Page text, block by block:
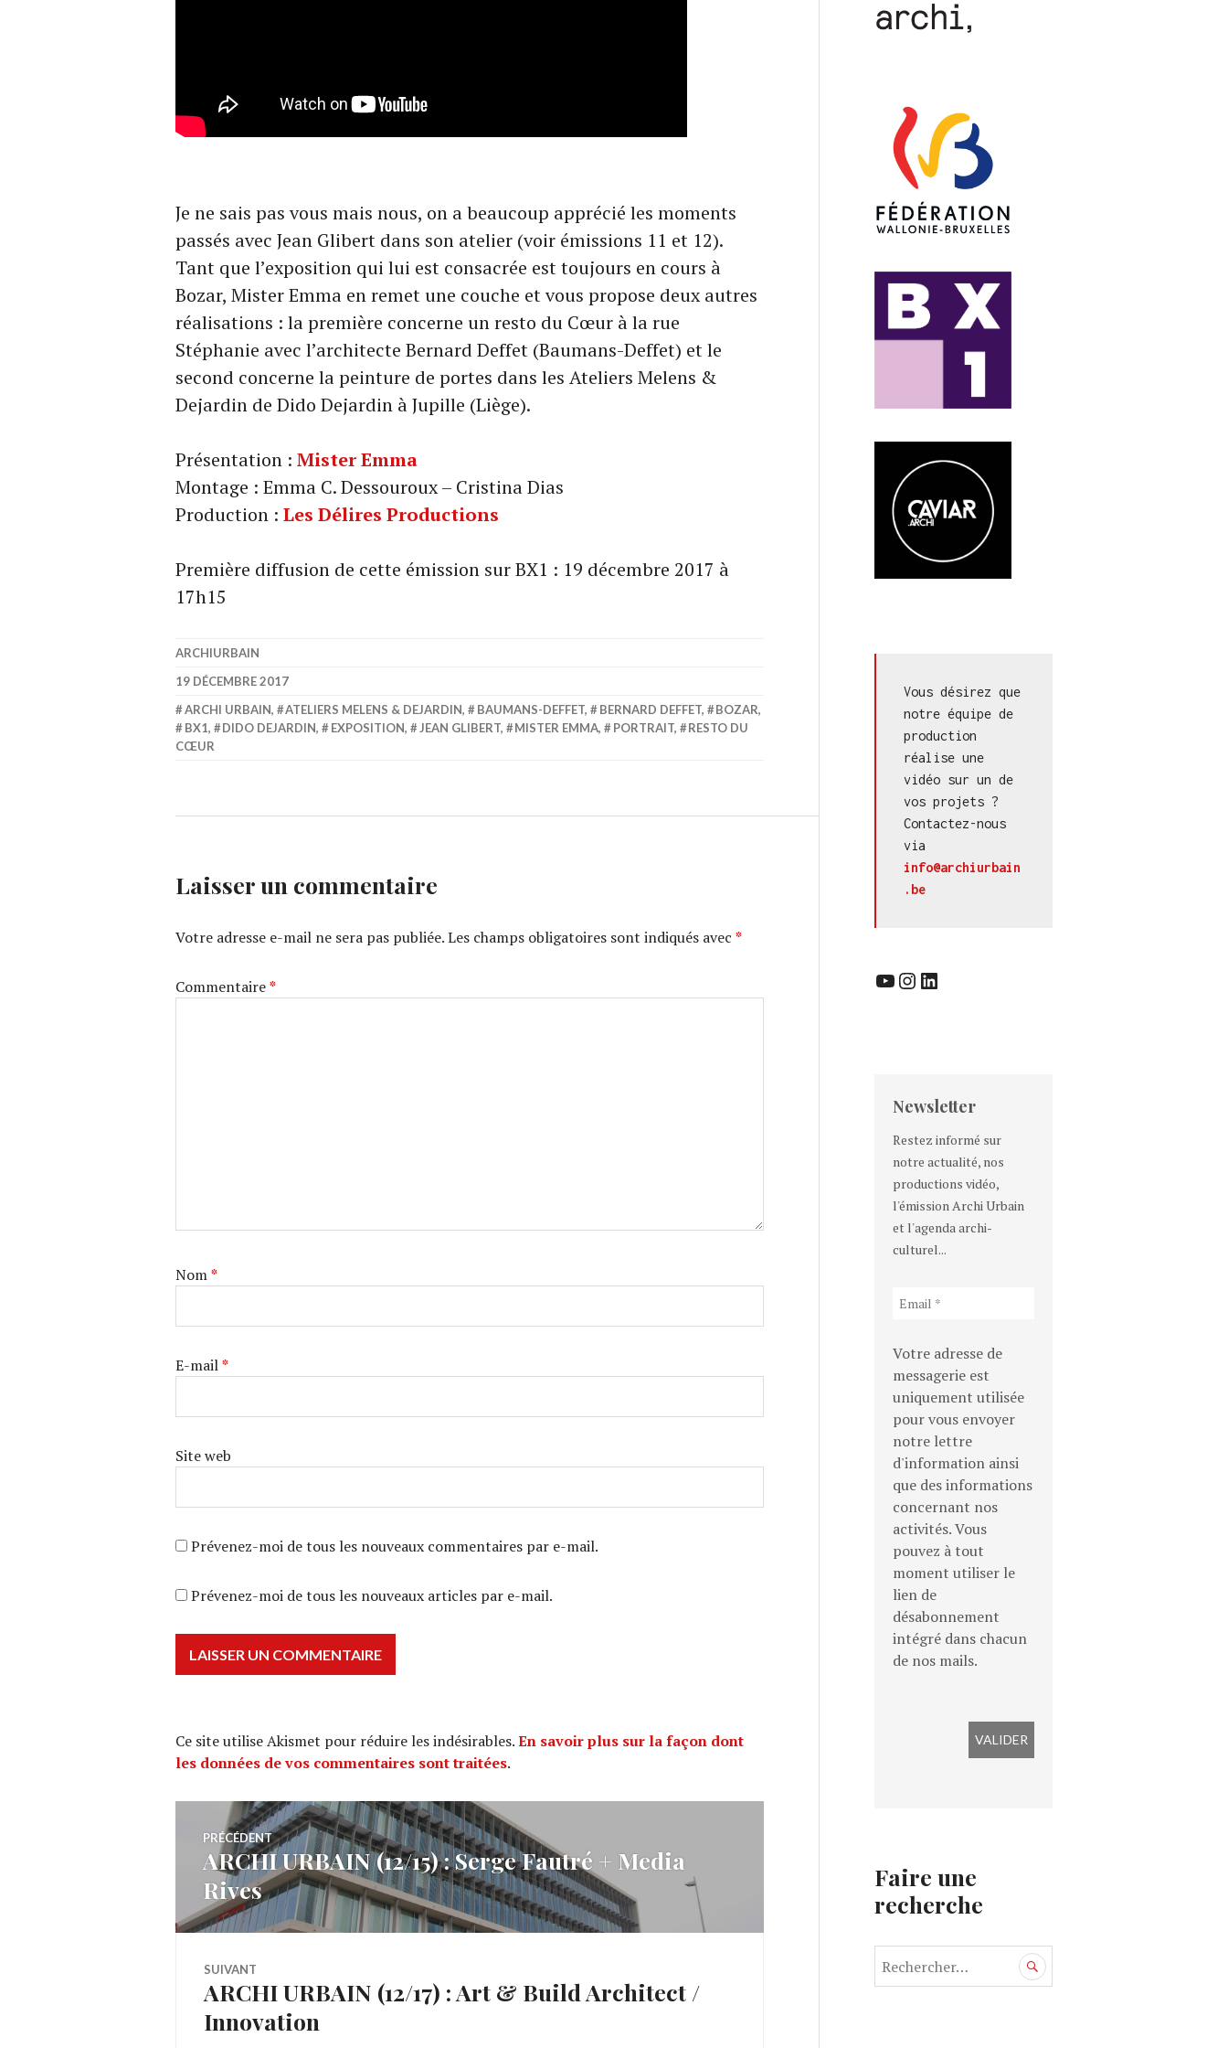
Je ne sais pas vous mais nous, on a beaucoup apprécié les moments
passés avec Jean Glibert dans son atelier (voir émissions 11 et 12).
Tant que l’exposition qui lui est consacrée est toujours en cours à
Bozar, Mister Emma en remet une couche et vous propose deux autres
réalisations : la première concerne un resto du Cœur à la rue
Stéphanie avec l’architecte Bernard Deffet (Baumans-Deffet) et le
second concerne la peinture de portes dans les Ateliers Melens &
Dejardin de Dido Dejardin à Jupille (Liège).
Présentation : Mister Emma
Montage : Emma C. Dessouroux – Cristina Dias
Production : Les Délires Productions
Première diffusion de cette émission sur BX1 : 19 décembre 2017 à
17h15
ARCHIURBAIN
19 DÉCEMBRE 2017
ARCHI URBAIN, ATELIERS MELENS & DEJARDIN, BAUMANS-DEFFET, BERNARD DEFFET, BOZAR,
BX1, DIDO DEJARDIN, EXPOSITION, JEAN GLIBERT, MISTER EMMA, PORTRAIT,
RESTO DU
CŒUR
Laisser un commentaire
Votre adresse e-mail ne sera pas publiée.Les champs obligatoires sont indiqués avec *
Commentaire*
Nom*
E-mail*
Site web
Prévenez-moi de tous les nouveaux commentaires par e-mail.
Prévenez-moi de tous les nouveaux articles par e-mail.
Ce site utilise Akismet pour réduire les indésirables.En savoir plus sur la façon dont
les données de vos commentaires sont traitées.
Navigation
de
l’article
PRÉCÉDENT
Article
précédent :
ARCHI URBAIN (12/15) : Serge Fautré + Media
Rives
SUIVANT
Article
Suivant:
ARCHI URBAIN (12/17) : Art & Build Architect /
Innovation
Vous désirez que
notre équipe de
production
réalise une
vidéo sur un de
vos projets ?
Contactez-nous
info@archiurbain
.be
YouTube InstagramLinkedIn
Newsletter
Restez informé sur
notre actualité, nos
productions vidéo,
l'émission Archi Urbain
et l'agenda archi-
culturel...
Votre adresse de
messagerie est
uniquement utilisée
pour vous envoyer
notre lettre
d'information ainsi
que des informations
concernant nos
activités. Vous
pouvez à tout
moment utiliser le
lien de
désabonnement
intégré dans chacun
de nos mails.
Faire une
recherche